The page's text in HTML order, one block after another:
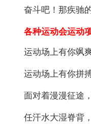
奋斗吧！那疾驰
各种运动会运动项
运动场上有你飒
运动场上有你拼
面对着漫漫征途
任汗水大湿脊背